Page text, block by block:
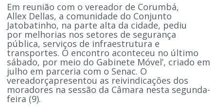
Em reunião com o vereador de Corumbá,
Allex Dellas, a comunidade do Conjunto
Jatobatinho, na parte alta da cidade, pediu
por melhorias nos setores de segurança
pública, serviços de infraestrutura e
transportes. O encontro aconteceu no último
sábado, por meio do Gabinete Móvel’, criado em
julho em parceria com o Senac. O
vereadorçapresentou as reivindicações dos
moradores na sessão da Câmara nesta segunda-
feira (9).